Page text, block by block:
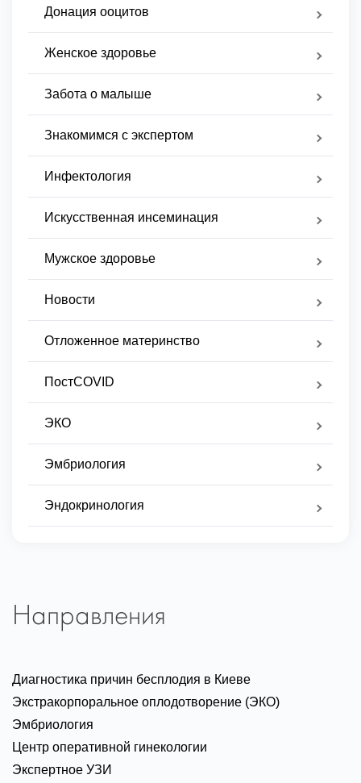
Донация ооцитов
Женское здоровье
Забота о малыше
Знакомимся с экспертом
Инфектология
Искусственная инсеминация
Мужское здоровье
Новости
Отложенное материнство
ПостCOVID
ЭКО
Эмбриология
Эндокринология
Направления
Диагностика причин бесплодия в Киеве
Экстракорпоральное оплодотворение (ЭКО)
Эмбриология
Центр оперативной гинекологии
Экспертное УЗИ